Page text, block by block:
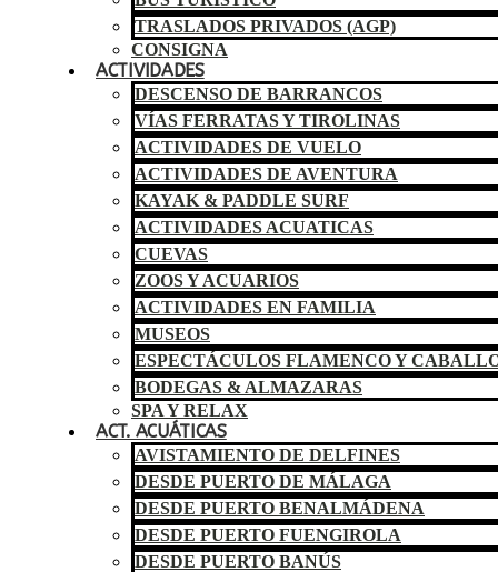
TRASLADOS PRIVADOS (AGP)
CONSIGNA
ACTIVIDADES
DESCENSO DE BARRANCOS
VÍAS FERRATAS Y TIROLINAS
ACTIVIDADES DE VUELO
ACTIVIDADES DE AVENTURA
KAYAK & PADDLE SURF
ACTIVIDADES ACUATICAS
CUEVAS
ZOOS Y ACUARIOS
ACTIVIDADES EN FAMILIA
MUSEOS
ESPECTÁCULOS FLAMENCO Y
BODEGAS & ALMAZARAS
SPA Y RELAX
ACT. ACUÁTICAS
AVISTAMIENTO DE DELFINES
DESDE PUERTO DE MÁLAGA
DESDE PUERTO BENALMÁDENA
DESDE PUERTO FUENGIROLA
DESDE PUERTO BANÚS